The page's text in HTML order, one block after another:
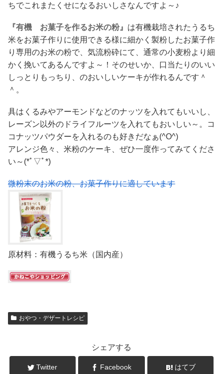
ちでこれまたくせになるおいしさなんですよ～♪
『有機 お菓子を作るお米の粉』 は有機栽培されたうるち
米をお菓子作りに使用できる様に細かく製粉したお菓子作
り専用のお米の粉で、気流粉砕にて、通常の小麦粉より細
かく挽いてあるんですよ～！そのせいか、口当たりのいい
しっとりもっちり、のおいしいケーキが作れるんです＾
＾。
具はくるみやアーモンドなどのナッツを入れてもいいし、
レーズン以外のドライフルーツを入れてもおいしい～。コ
コナッツパウダーを入れるのも好きだなぁ(^O^)
アレンジ色々、米粉のケーキ、ぜひ一度作ってみてくださ
い～(*ﾟ▽ﾟ*)
微粉末のお米の粉、お菓子作りに適しています
原材料：有機うるち米（国内産）
おやつ・デザートレシピ
シェアする
Twitter Facebook はてブ